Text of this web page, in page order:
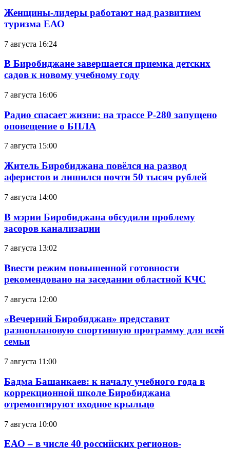
Женщины-лидеры работают над развитием
туризма ЕАО
7 августа 16:24
В Биробиджане завершается приемка детских
садов к новому учебному году
7 августа 16:06
Радио спасает жизни: на трассе Р-280 запущено
оповещение о БПЛА
7 августа 15:00
Житель Биробиджана повёлся на развод
аферистов и лишился почти 50 тысяч рублей
7 августа 14:00
В мэрии Биробиджана обсудили проблему
засоров канализации
7 августа 13:02
Ввести режим повышенной готовности
рекомендовано на заседании областной КЧС
7 августа 12:00
«Вечерний Биробиджан» представит
разноплановую спортивную программу для всей
семьи
7 августа 11:00
Бадма Башанкаев: к началу учебного года в
коррекционной школе Биробиджана
отремонтируют входное крыльцо
7 августа 10:00
ЕАО – в числе 40 российских регионов-